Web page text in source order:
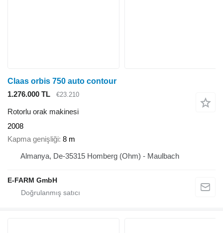
Claas orbis 750 auto contour
1.276.000 TL
€23.210
Rotorlu orak makinesi
2008
Kapma genişliği 8 m
Almanya, De-35315 Homberg (Ohm) - Maulbach
E-FARM GmbH